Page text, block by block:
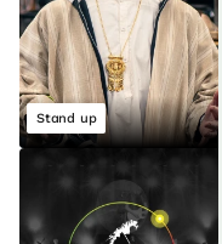
Stand up